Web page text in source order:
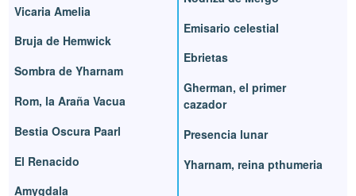
Vicaria Amelia
Bruja de Hemwick
Sombra de Yharnam
Rom, la Araña Vacua
Bestia Oscura Paarl
El Renacido
Amygdala
Emisario celestial
Ebrietas
Gherman, el primer
cazador
Presencia lunar
Yharnam, reina pthumeria